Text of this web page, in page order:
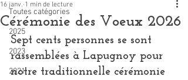
Toutes catégories
2025
2023
2021
Cérémonie des Voeux 2026
16 janv. 1 min de lecture
Sept cents personnes se sont
rassemblées à Lapugnoy pour
notre traditionnelle cérémonie